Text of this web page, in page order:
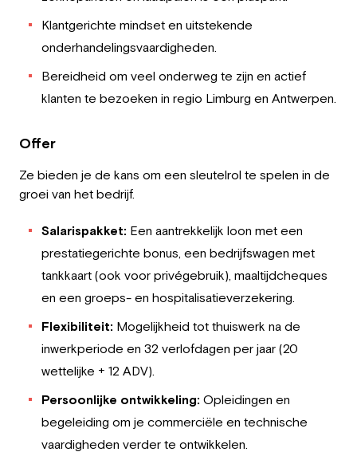
Klantgerichte mindset en uitstekende
onderhandelingsvaardigheden.
Bereidheid om veel onderweg te zijn en actief
klanten te bezoeken in regio Limburg en Antwerpen.
Offer
Ze bieden je de kans om een sleutelrol te spelen in de
groei van het bedrijf.
Salarispakket: Een aantrekkelijk loon met een
prestatiegerichte bonus, een bedrijfswagen met
tankkaart (ook voor privégebruik), maaltijdcheques
en een groeps- en hospitalisatieverzekering.
Flexibiliteit: Mogelijkheid tot thuiswerk na de
inwerkperiode en 32 verlofdagen per jaar (20
wettelijke + 12 ADV).
Persoonlijke ontwikkeling: Opleidingen en
begeleiding om je commerciële en technische
vaardigheden verder te ontwikkelen.